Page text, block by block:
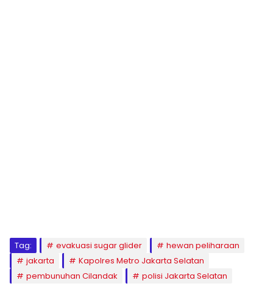
Tag: evakuasi sugar glider
hewan peliharaan
jakarta
Kapolres Metro Jakarta Selatan
pembunuhan Cilandak
polisi Jakarta Selatan